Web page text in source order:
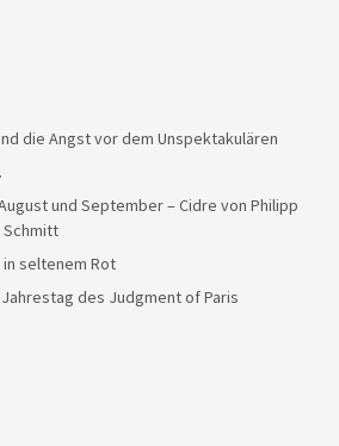
die Angst vor dem Unspektakulären
und September – Cidre von Philipp
Schmitt
seltenem Rot
des Judgment of Paris